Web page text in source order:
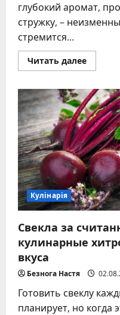
глубокий аромат,
стружку, –
стремится...
Читать далее
больше
время
–
советы
и
рецепт
Кулінарія
Свекла за
кулинарные
вкуса
Безнога Настя
Готовить свеклу
планирует, но когда